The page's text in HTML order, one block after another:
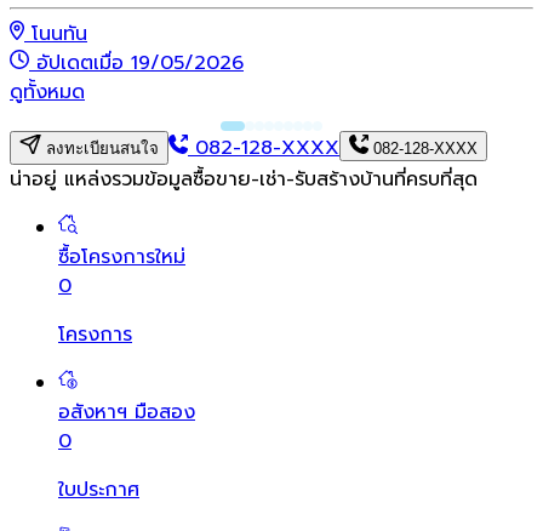
โนนทัน
อัปเดตเมื่อ 19/05/2026
ดูทั้งหมด
ลงทะเบียนสนใจ 082-128-XXXX 082-128-XXXX
น่าอยู่ แหล่งรวมข้อมูลซื้อขาย-เช่า-รับสร้างบ้านที่ครบที่สุด
ซื้อโครงการใหม่
0
โครงการ
อสังหาฯ มือสอง
0
ใบประกาศ